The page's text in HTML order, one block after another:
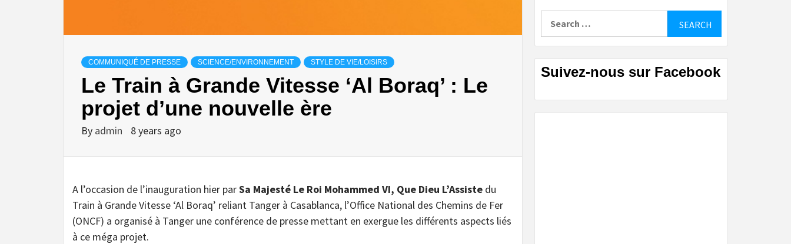
COMMUNIQUÉ DE PRESSE SCIENCE/ENVIRONNEMENT STYLE DE VIE/LOISIRS
Le Train à Grande Vitesse ‘Al Boraq’ : Le
projet d’une nouvelle ère
By admin 8 years ago
A l’occasion de l’inauguration hier parSa Majesté Le Roi Mohammed VI, Que Dieu L’Assiste du
Train à Grande Vitesse ‘Al Boraq’ reliant Tanger à Casablanca, l’Office National des Chemins de Fer
(ONCF) a organisé à Tanger une conférence de presse mettant en exergue les différents aspects liés
à ce méga projet.
Suivez-nous sur Facebook